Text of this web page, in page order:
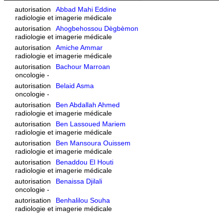
autorisation
Abbad Mahi Eddine
radiologie et imagerie médicale
autorisation
Ahogbehossou Dègbèmon
radiologie et imagerie médicale
autorisation
Amiche Ammar
radiologie et imagerie médicale
autorisation
Bachour Marroan
oncologie -
autorisation
Belaid Asma
oncologie -
autorisation
Ben Abdallah Ahmed
radiologie et imagerie médicale
autorisation
Ben Lassoued Mariem
radiologie et imagerie médicale
autorisation
Ben Mansoura Ouissem
radiologie et imagerie médicale
autorisation
Benaddou El Houti
radiologie et imagerie médicale
autorisation
Benaissa Djilali
oncologie -
autorisation
Benhalilou Souha
radiologie et imagerie médicale